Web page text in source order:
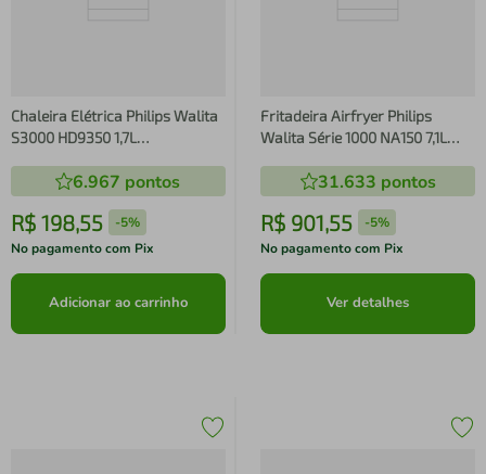
Chaleira Elétrica Philips Walita
S3000 HD9350 1,7L
Filtro Micromesh Inox
6.967 pontos
R$ 198,55 -5%
No pagamento com Pix
Adicionar ao carrinho
Fritadeira Airfryer Philips
Walita Série 1000 NA150 7,1L
31.633 pontos
R$ 901,55 -5%
No pagamento com Pix
Ver detalhes